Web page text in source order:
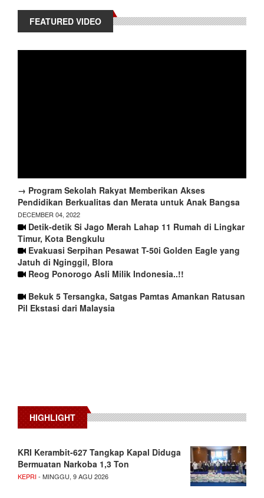
FEATURED VIDEO
→ Program Sekolah Rakyat Memberikan Akses
Pendidikan Berkualitas dan Merata untuk Anak Bangsa
DECEMBER 04, 2022
Detik-detik Si Jago Merah Lahap 11 Rumah di Lingkar
Timur, Kota Bengkulu
Evakuasi Serpihan Pesawat T-50i Golden Eagle yang
Jatuh di Nginggil, Blora
Reog Ponorogo Asli Milik Indonesia..!!
Bekuk 5 Tersangka, Satgas Pamtas Amankan Ratusan
Pil Ekstasi dari Malaysia
HIGHLIGHT
KRI Kerambit-627 Tangkap Kapal Diduga
Bermuatan Narkoba 1,3 Ton
KEPRI- MINGGU, 9 AGU 2026